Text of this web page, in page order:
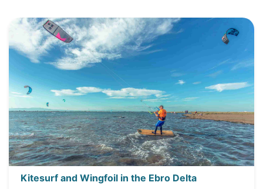
Kitesurf and Wingfoil in the Ebro Delta